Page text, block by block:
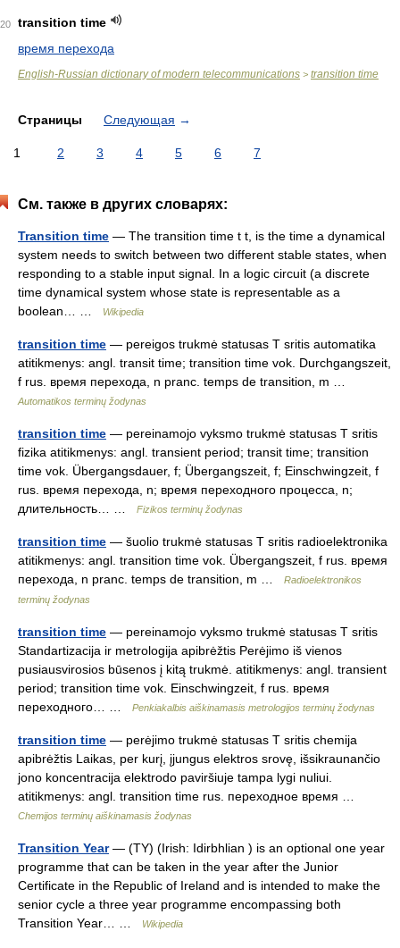
20
transition time
время перехода
English-Russian dictionary of modern telecommunications > transition time
Страницы Следующая →
1 2 3 4 5 6 7
См. также в других словарях:
Transition time — The transition time t t, is the time a dynamical
system needs to switch between two different stable states, when
responding to a stable input signal. In a logic circuit (a discrete
time dynamical system whose state is representable as a
boolean… …
Wikipedia
transition time — pereigos trukmė statusas T sritis automatika
atitikmenys: angl. transit time; transition time vok. Durchgangszeit,
f rus. время перехода, n pranc. temps de transition, m …
Automatikos terminų žodynas
transition time — pereinamojo vyksmo trukmė statusas T sritis
fizika atitikmenys: angl. transient period; transit time; transition
time vok. Übergangsdauer, f; Übergangszeit, f; Einschwingzeit, f
rus. время перехода, n; время переходного процесса, n;
длительность… …
Fizikos terminų žodynas
transition time — šuolio trukmė statusas T sritis radioelektronika
atitikmenys: angl. transition time vok. Übergangszeit, f rus. время
перехода, n pranc. temps de transition, m …
Radioelektronikos
terminų žodynas
transition time — pereinamojo vyksmo trukmė statusas T sritis
Standartizacija ir metrologija apibrėžtis Perėjimo iš vienos
pusiausvirosios būsenos į kitą trukmė. atitikmenys: angl. transient
period; transition time vok. Einschwingzeit, f rus. время
переходного… …
Penkiakalbis aiškinamasis metrologijos terminų žodynas
transition time — perėjimo trukmė statusas T sritis chemija
apibrėžtis Laikas, per kurį, įjungus elektros srovę, išsikraunančio
jono koncentracija elektrodo paviršiuje tampa lygi nuliui.
atitikmenys: angl. transition time rus. переходное время …
Chemijos terminų aiškinamasis žodynas
Transition Year— (TY) (Irish: Idirbhlian ) is an optional one year
programme that can be taken in the year after the Junior
Certificate in the Republic of Ireland and is intended to make the
senior cycle a three year programme encompassing both
Transition Year… …
Wikipedia